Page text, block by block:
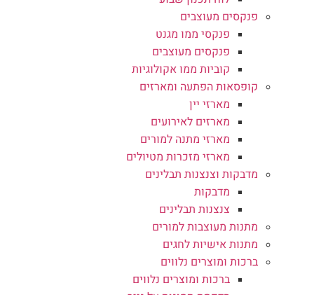
פנקסים מעוצבים
פנקסי ממו מגנט
פנקסים מעוצבים
קוביות ממו אקולוגיות
קופסאות הפתעה ומארזים
מארזי יין
מארזים לאירועים
מארזי מתנה למורים
מארזי מזכרות מטיולים
מדבקות וצנצנות תבלינים
מדבקות
צנצנות תבלינים
מתנות מעוצבות למורים
מתנות אישיות לחגים
ברכות ומוצרים נלווים
ברכות ומוצרים נלווים